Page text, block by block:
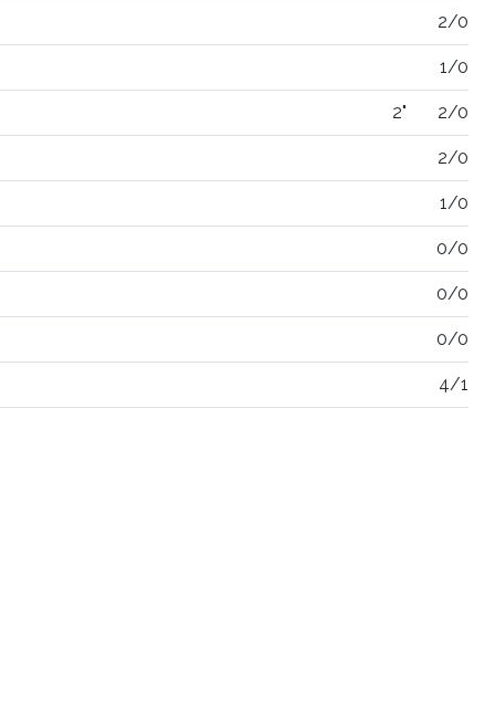
2/0
1/0
2" 2/0
2/0
1/0
0/0
0/0
0/0
4/1